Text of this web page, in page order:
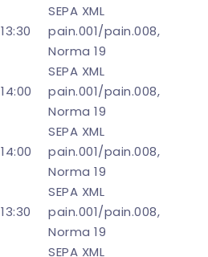
13:30
SEPA XML
pain.001/pain.008,
Norma 19
14:00
SEPA XML
pain.001/pain.008,
Norma 19
14:00
SEPA XML
pain.001/pain.008,
Norma 19
13:30
SEPA XML
pain.001/pain.008,
Norma 19
SEPA XML